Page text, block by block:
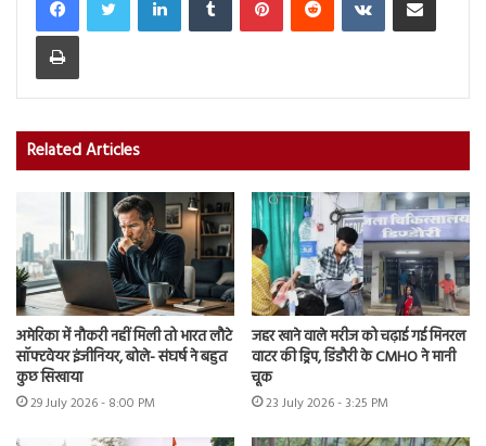
Print
Related Articles
अमेरिका में नौकरी नहीं मिली तो भारत लौटे
सॉफ्टवेयर इंजीनियर, बोले- संघर्ष ने बहुत
कुछ सिखाया
29 July 2026 - 8:00 PM
जहर खाने वाले मरीज को चढ़ाई गई मिनरल
वाटर की ड्रिप, डिंडौरी के CMHO ने मानी
चूक
23 July 2026 - 3:25 PM